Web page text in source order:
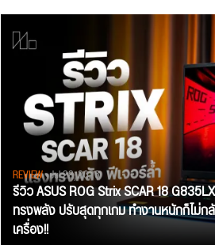
REVIEW• Jul 28, 2026
รีวิว ASUS ROG Strix SCAR 18
ทรงพลัง ปรับสุดทุกเกม ทำงานหนักก็ไม่ก
เครื่อง!!